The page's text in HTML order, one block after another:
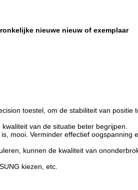
nieuwe nieuw of exemplaar
toestel, om de stabiliteit van positie
van de situatie beter begrijpen.
mooi. Verminder effectief oogspanning
kunnen de kwaliteit van
kiezen, etc.